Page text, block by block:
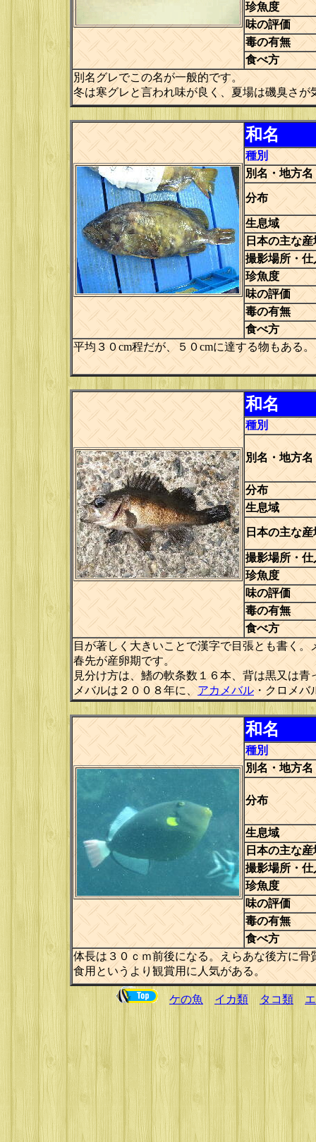
珍魚度
味の評価
毒の有無
食べ方
別名グレでこの名が一般的です。
冬は寒グレと言われ味が良く、夏場は磯臭さが
和名
種別
別名・地方名
分布
生息域
日本の主な産
撮影場所・仕
珍魚度
味の評価
毒の有無
食べ方
平均３０cm程だが、５０cmに達する物もある。
和名
種別
別名・地方名
分布
生息域
日本の主な産
撮影場所・仕
珍魚度
味の評価
毒の有無
食べ方
目が著しく大きいことで漢字で目張とも書く
春先が産卵期です。
見分け方は、鰭の軟条数１６本、背は黒又は
メバルは２００８年に、アカメバル・クロメバ
和名
種別
別名・地方名
分布
生息域
日本の主な産
撮影場所・仕
珍魚度
味の評価
毒の有無
食べ方
体長は３０ｃｍ前後になる。えらあな後方に骨
食用というより観賞用に人気がある。
ケの魚 イカ類 タコ類